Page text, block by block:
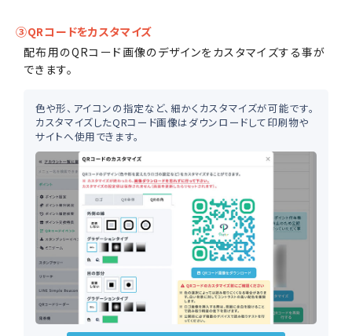
③QRコードをカスタマイズ
配布用のQRコード画像のデザインをカスタマイズする事が
できます。
色や形、アイコンの指定など、細かくカスタマイズが可能です。
カスタマイズしたQRコード画像はダウンロードして印刷物や
サイトへ使用できます。